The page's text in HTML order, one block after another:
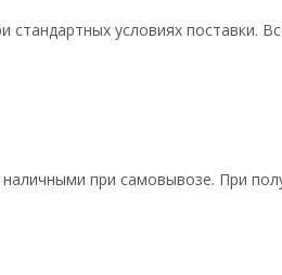
условиях поставки.
при самовывозе. При